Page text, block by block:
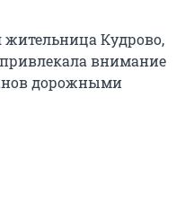
жительница Кудрово,
привлекала внимание
дорожными